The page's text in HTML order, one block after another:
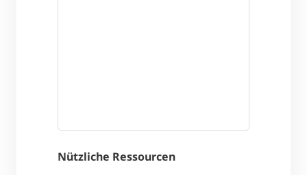
Nützliche Ressourcen